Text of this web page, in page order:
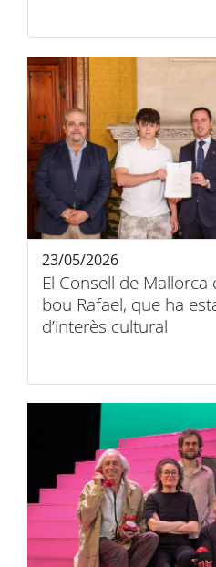
El Consell de
bou Rafael, que ha
d’interès cultural
23/05/2026